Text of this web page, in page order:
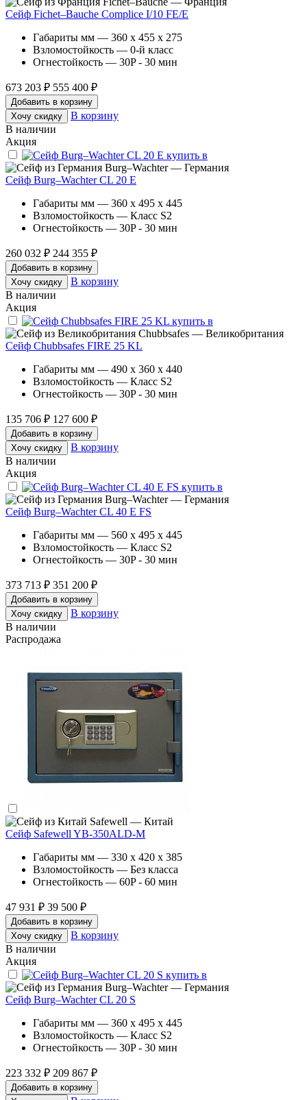
Сейф Fichet–Bauche Complice I/10 FE/E
Габариты мм — 360 x 455 x 275
Взломостойкость — 0-й класс
Огнестойкость — 30P - 30 мин
673 203 ₽ 555 400 ₽
Добавить в корзину
Хочу скидку
В корзину
В наличии
Акция
Burg–Wachter — Германия
Сейф Burg–Wachter CL 20 E
Габариты мм — 360 x 495 x 445
Взломостойкость — Класс S2
Огнестойкость — 30P - 30 мин
260 032 ₽ 244 355 ₽
Добавить в корзину
Хочу скидку
В корзину
В наличии
Акция
Chubbsafes — Великобритания
Сейф Chubbsafes FIRE 25 KL
Габариты мм — 490 x 360 x 440
Взломостойкость — Класс S2
Огнестойкость — 30P - 30 мин
135 706 ₽ 127 600 ₽
Добавить в корзину
Хочу скидку
В корзину
В наличии
Акция
Burg–Wachter — Германия
Сейф Burg–Wachter CL 40 E FS
Габариты мм — 560 x 495 x 445
Взломостойкость — Класс S2
Огнестойкость — 30P - 30 мин
373 713 ₽ 351 200 ₽
Добавить в корзину
Хочу скидку
В корзину
В наличии
Распродажа
Safewell — Китай
Сейф Safewell YB-350ALD-M
Габариты мм — 330 x 420 x 385
Взломостойкость — Без класса
Огнестойкость — 60P - 60 мин
47 931 ₽ 39 500 ₽
Добавить в корзину
Хочу скидку
В корзину
В наличии
Акция
Burg–Wachter — Германия
Сейф Burg–Wachter CL 20 S
Габариты мм — 360 x 495 x 445
Взломостойкость — Класс S2
Огнестойкость — 30P - 30 мин
223 332 ₽ 209 867 ₽
Добавить в корзину